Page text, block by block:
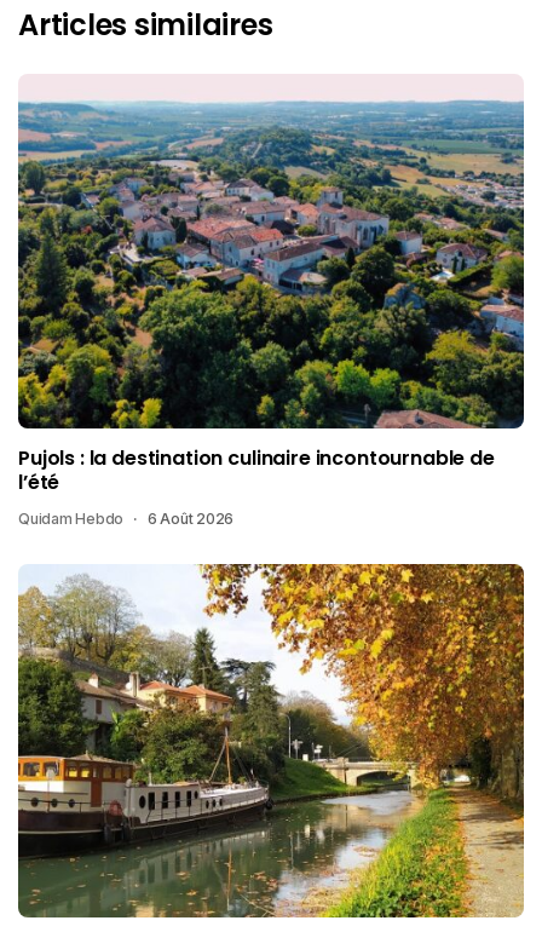
Articles similaires
Pujols : la destination culinaire incontournable de
l’été
Quidam Hebdo 6 Août 2026